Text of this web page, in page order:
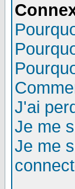
J'ai
Je me
Je me